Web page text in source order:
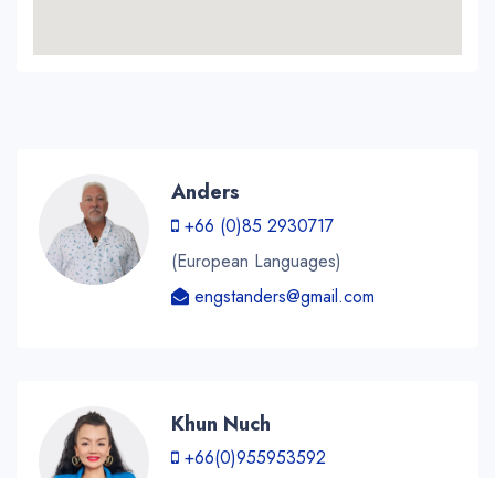
Anders
+66 (0)85 2930717
(European Languages)
engstanders@gmail.com
Khun Nuch
+66(0)955953592